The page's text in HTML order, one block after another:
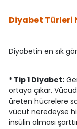
Diyabet Türleri
Diyabetin en sık
* Tip 1 Diyabet:
ortaya çıkar.
üreten hücrelere
vücut neredeyse
insülin alması